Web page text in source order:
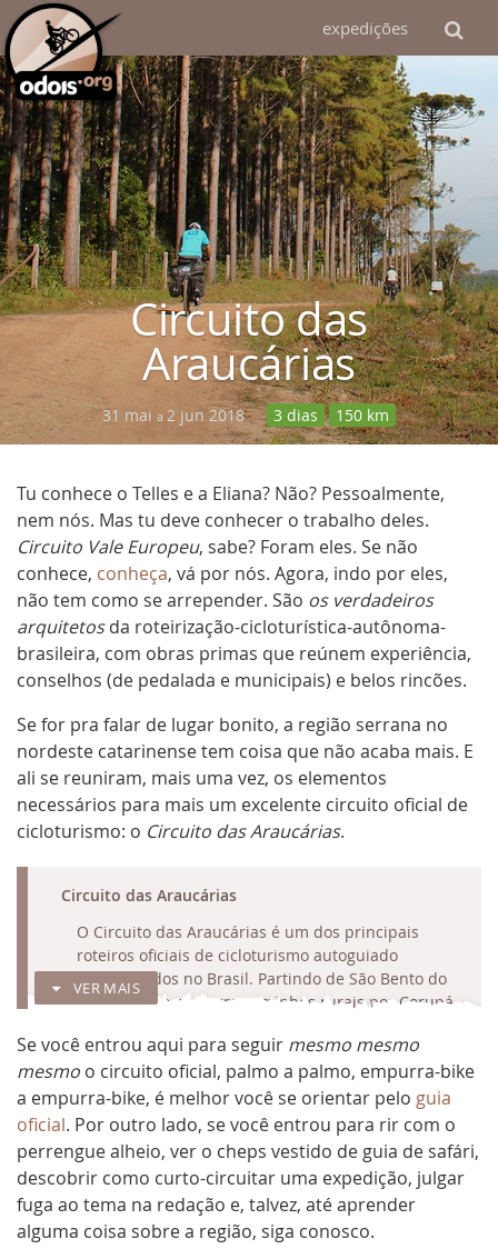
expedições
Circuito das
Araucárias
31 mai a 2 jun 2018 3 dias 150 km
Tu conhece o Telles e a Eliana? Não? Pessoalmente,
nem nós. Mas tu deve conhecer o trabalho deles.
Circuito Vale Europeu, sabe? Foram eles. Se não
conhece, conheça, vá por nós. Agora, indo por eles,
não tem como se arrepender. São os verdadeiros
arquitetosda roteirização-cicloturística-autônoma-
brasileira, com obras primas que reúnem experiência,
conselhos (de pedalada e municipais) e belos rincões.
Se for pra falar de lugar bonito, a região serrana no
nordeste catarinense tem coisa que não acaba mais. E
ali se reuniram, mais uma vez, os elementos
necessários para mais um excelente circuito oficial de
cicloturismo: o Circuito das Araucárias.
Circuito das Araucárias
O Circuito das Araucárias é um dos principais
roteiros oficiais de cicloturismo autoguiado
estabelecidos no Brasil. Partindo de São Bento do
Sul, o trajeto percorre caminhos rurais por Corupá,
naturais, históricos e culturais beirando a bela
região serrana de Santa Catarina.
O circuito está dividido em 8 trechos que podem
ser agrupados de acordo com o ritmo desejado e o
tempo disponível. Além deles, algumas extensões
são sugeridas, como arota das cachoeirase os
campos do quiriri. Você pode percorrer o circuito
de forma autônoma, seguindo os mapas e
sinalizações por conta própria, do jeitinho que a
VER MAIS
Se você entrou aqui para seguir mesmo mesmo
mesmo o circuito oficial, palmo a palmo, empurra-bike
a empurra-bike, é melhor você se orientar pelo guia
oficial. Por outro lado, se você entrou para rir com o
perrengue alheio, ver o cheps vestido de guia de safári,
descobrir como curto-circuitar uma expedição, julgar
fuga ao tema na redação e, talvez, até aprender
alguma coisa sobre a região, siga conosco.